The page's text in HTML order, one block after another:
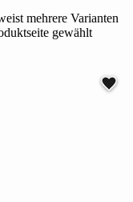
mehrere Varianten
gewählt